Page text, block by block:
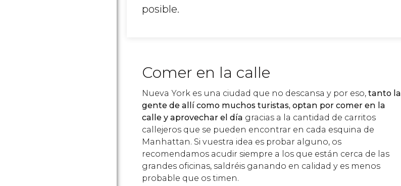
posible.
Comer en la calle
Nueva York es una ciudad que no descansa y por eso, tanto la
gente de allí como muchos turistas, optan por comer en la
calle y aprovechar el día gracias a la cantidad de carritos
callejeros que se pueden encontrar en cada esquina de
Manhattan. Si vuestra idea es probar alguno, os
recomendamos acudir siempre a los que están cerca de las
grandes oficinas, saldréis ganando en calidad y es menos
probable que os timen.